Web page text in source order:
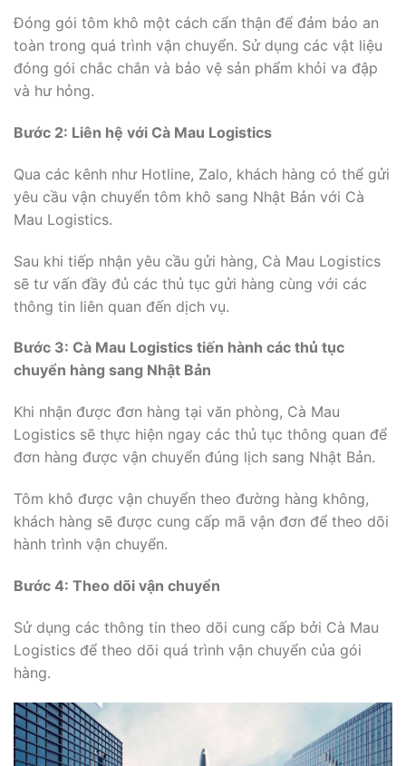
Đóng gói tôm khô một cách cẩn thận để đảm bảo an
toàn trong quá trình vận chuyển. Sử dụng các vật liệu
đóng gói chắc chắn và bảo vệ sản phẩm khỏi va đập
và hư hỏng.
Bước 2: Liên hệ với Cà Mau Logistics
Qua các kênh như Hotline, Zalo, khách hàng có thể gửi
yêu cầu vận chuyển tôm khô sang Nhật Bản với Cà
Mau Logistics.
Sau khi tiếp nhận yêu cầu gửi hàng, Cà Mau Logistics
sẽ tư vấn đầy đủ các thủ tục gửi hàng cùng với các
thông tin liên quan đến dịch vụ.
Bước 3: Cà Mau Logistics tiến hành các thủ tục
chuyển hàng sang Nhật Bản
Khi nhận được đơn hàng tại văn phòng, Cà Mau
Logistics sẽ thực hiện ngay các thủ tục thông quan để
đơn hàng được vận chuyển đúng lịch sang Nhật Bản.
Tôm khô được vận chuyển theo đường hàng không,
khách hàng sẽ được cung cấp mã vận đơn để theo dõi
hành trình vận chuyển.
Bước 4: Theo dõi vận chuyển
Sử dụng các thông tin theo dõi cung cấp bởi Cà Mau
Logistics để theo dõi quá trình vận chuyển của gói
hàng.